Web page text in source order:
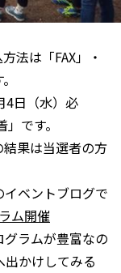
法は「FAX」・
4日（水）必
です。
果は当選者の方
ベントブログで
ム開催
ラムが豊富なの
出かけしてみる